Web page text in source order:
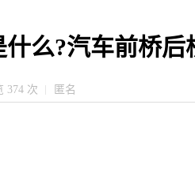
么?汽车前桥后
374 次 匿名